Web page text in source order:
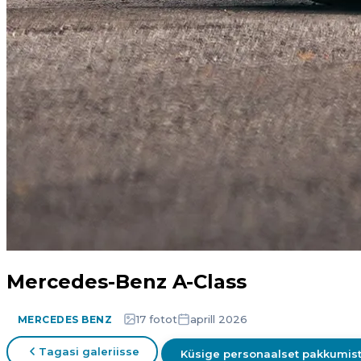
Mercedes-Benz A-Class
MERCEDES BENZ 17 fotot aprill 2026
Tagasi galeriisse Küsige personaalset pakkumist